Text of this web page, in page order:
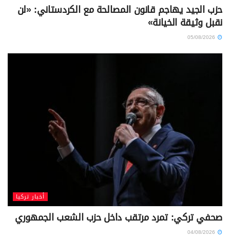
حزب الجيد يهاجم قانون المصالحة مع الكردستاني: «لن
نقبل وثيقة الخيانة»
أخبار تركيا
صحفي تركي: تمرد مرتقب داخل حزب الشعب الجمهوري